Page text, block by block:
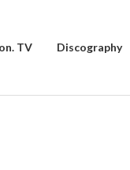
TV Discography